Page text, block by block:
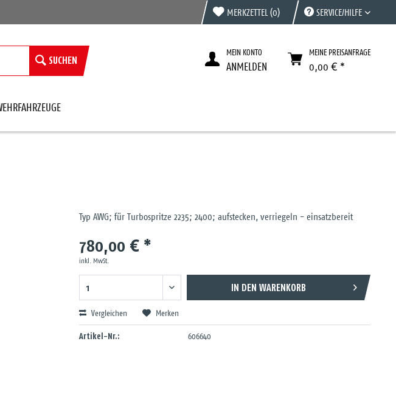
MERKZETTEL (0) SERVICE/HILFE
SUCHEN
MEIN KONTO
ANMELDEN
MEINE PREISANFRAGE
0,00 € *
Typ AWG; für Turbospritze 2235; 2400; aufstecken, verriegeln - einsatzbereit
780,00 € *
inkl. MwSt.
IN DEN WARENKORB
Vergleichen Merken
Artikel-Nr.: 606640